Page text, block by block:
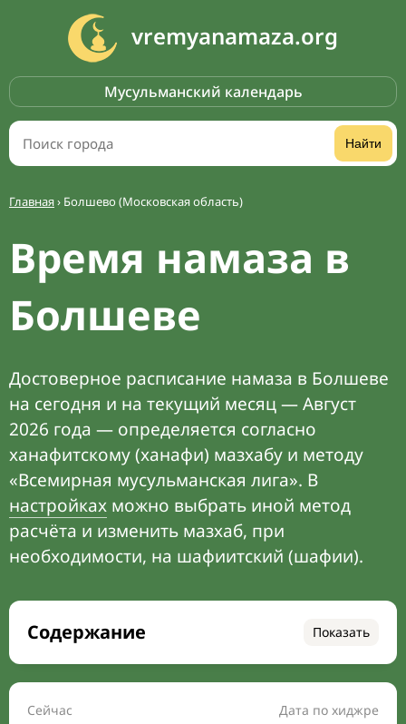
vremyanamaza.org
Мусульманский календарь
Найти
Главная› Болшево (Московская область)
Время намаза в
Болшеве
Достоверное расписание намаза в Болшеве
на сегодня и на текущий месяц — Август
2026 года — определяется согласно
ханафитскому (ханафи) мазхабу и методу
«Всемирная мусульманская лига». В
настройках можно выбрать иной метод
расчёта и изменить мазхаб, при
необходимости, на шафиитский (шафии).
Содержание Показать
Время намаза на сегодня
Расписание на месяц
Сейчас Дата по хиджре